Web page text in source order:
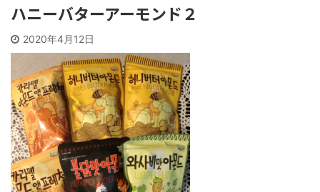
ハニーバターアーモンド２
2020年4月12日